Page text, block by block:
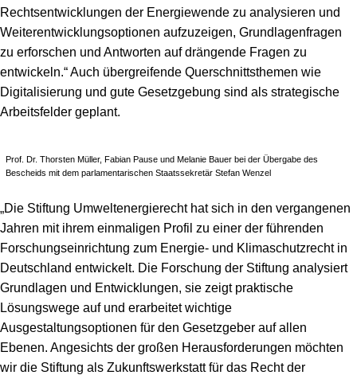
Rechtsentwicklungen der Energiewende zu analysieren und
Weiterentwicklungsoptionen aufzuzeigen, Grundlagenfragen
zu erforschen und Antworten auf drängende Fragen zu
entwickeln.“ Auch übergreifende Querschnittsthemen wie
Digitalisierung und gute Gesetzgebung sind als strategische
Arbeitsfelder geplant.
Prof. Dr. Thorsten Müller, Fabian Pause und Melanie Bauer bei der Übergabe des
Bescheids mit dem parlamentarischen Staatssekretär Stefan Wenzel
„Die Stiftung Umweltenergierecht hat sich in den vergangenen
Jahren mit ihrem einmaligen Profil zu einer der führenden
Forschungseinrichtung zum Energie- und Klimaschutzrecht in
Deutschland entwickelt. Die Forschung der Stiftung analysiert
Grundlagen und Entwicklungen, sie zeigt praktische
Lösungswege auf und erarbeitet wichtige
Ausgestaltungsoptionen für den Gesetzgeber auf allen
Ebenen. Angesichts der großen Herausforderungen möchten
wir die Stiftung als Zukunftswerkstatt für das Recht der